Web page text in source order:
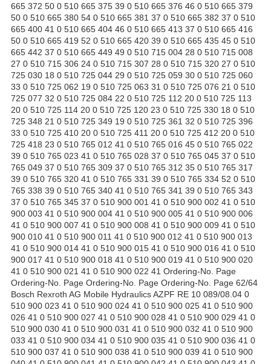
665 372 50 0 510 665 375 39 0 510 665 376 46 0 510 665 379
50 0 510 665 380 54 0 510 665 381 37 0 510 665 382 37 0 510
665 400 41 0 510 665 404 46 0 510 665 413 37 0 510 665 416
50 0 510 665 419 52 0 510 665 420 39 0 510 665 435 45 0 510
665 442 37 0 510 665 449 49 0 510 715 004 28 0 510 715 008
27 0 510 715 306 24 0 510 715 307 28 0 510 715 320 27 0 510
725 030 18 0 510 725 044 29 0 510 725 059 30 0 510 725 060
33 0 510 725 062 19 0 510 725 063 31 0 510 725 076 21 0 510
725 077 32 0 510 725 084 22 0 510 725 112 20 0 510 725 113
20 0 510 725 114 20 0 510 725 120 23 0 510 725 330 18 0 510
725 348 21 0 510 725 349 19 0 510 725 361 32 0 510 725 396
33 0 510 725 410 20 0 510 725 411 20 0 510 725 412 20 0 510
725 418 23 0 510 765 012 41 0 510 765 016 45 0 510 765 022
39 0 510 765 023 41 0 510 765 028 37 0 510 765 045 37 0 510
765 049 37 0 510 765 309 37 0 510 765 312 35 0 510 765 317
39 0 510 765 320 41 0 510 765 331 39 0 510 765 334 52 0 510
765 338 39 0 510 765 340 41 0 510 765 341 39 0 510 765 343
37 0 510 765 345 37 0 510 900 001 41 0 510 900 002 41 0 510
900 003 41 0 510 900 004 41 0 510 900 005 41 0 510 900 006
41 0 510 900 007 41 0 510 900 008 41 0 510 900 009 41 0 510
900 010 41 0 510 900 011 41 0 510 900 012 41 0 510 900 013
41 0 510 900 014 41 0 510 900 015 41 0 510 900 016 41 0 510
900 017 41 0 510 900 018 41 0 510 900 019 41 0 510 900 020
41 0 510 900 021 41 0 510 900 022 41 Ordering-No. Page
Ordering-No. Page Ordering-No. Page Ordering-No. Page 62/64
Bosch Rexroth AG Mobile Hydraulics AZPF RE 10 089/08.04 0
510 900 023 41 0 510 900 024 41 0 510 900 025 41 0 510 900
026 41 0 510 900 027 41 0 510 900 028 41 0 510 900 029 41 0
510 900 030 41 0 510 900 031 41 0 510 900 032 41 0 510 900
033 41 0 510 900 034 41 0 510 900 035 41 0 510 900 036 41 0
510 900 037 41 0 510 900 038 41 0 510 900 039 41 0 510 900